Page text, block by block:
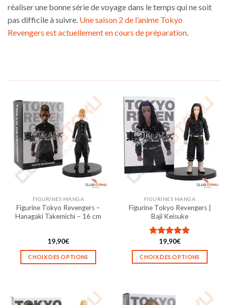
réaliser une bonne série de voyage dans le temps qui ne soit
pas difficile à suivre. Une saison 2 de l’anime Tokyo
Revengers est actuellement en cours de préparation.
FIGURINES MANGA
Figurine Tokyo Revengers –
Hanagaki Takemichi – 16 cm
19,90€
CHOIX DES OPTIONS
plusieurs
FIGURINES MANGA
Figurine Tokyo Revengers |
Baji Keisuke
Note4.83
sur 5
19,90€
CHOIX DES OPTIONS
plusieurs